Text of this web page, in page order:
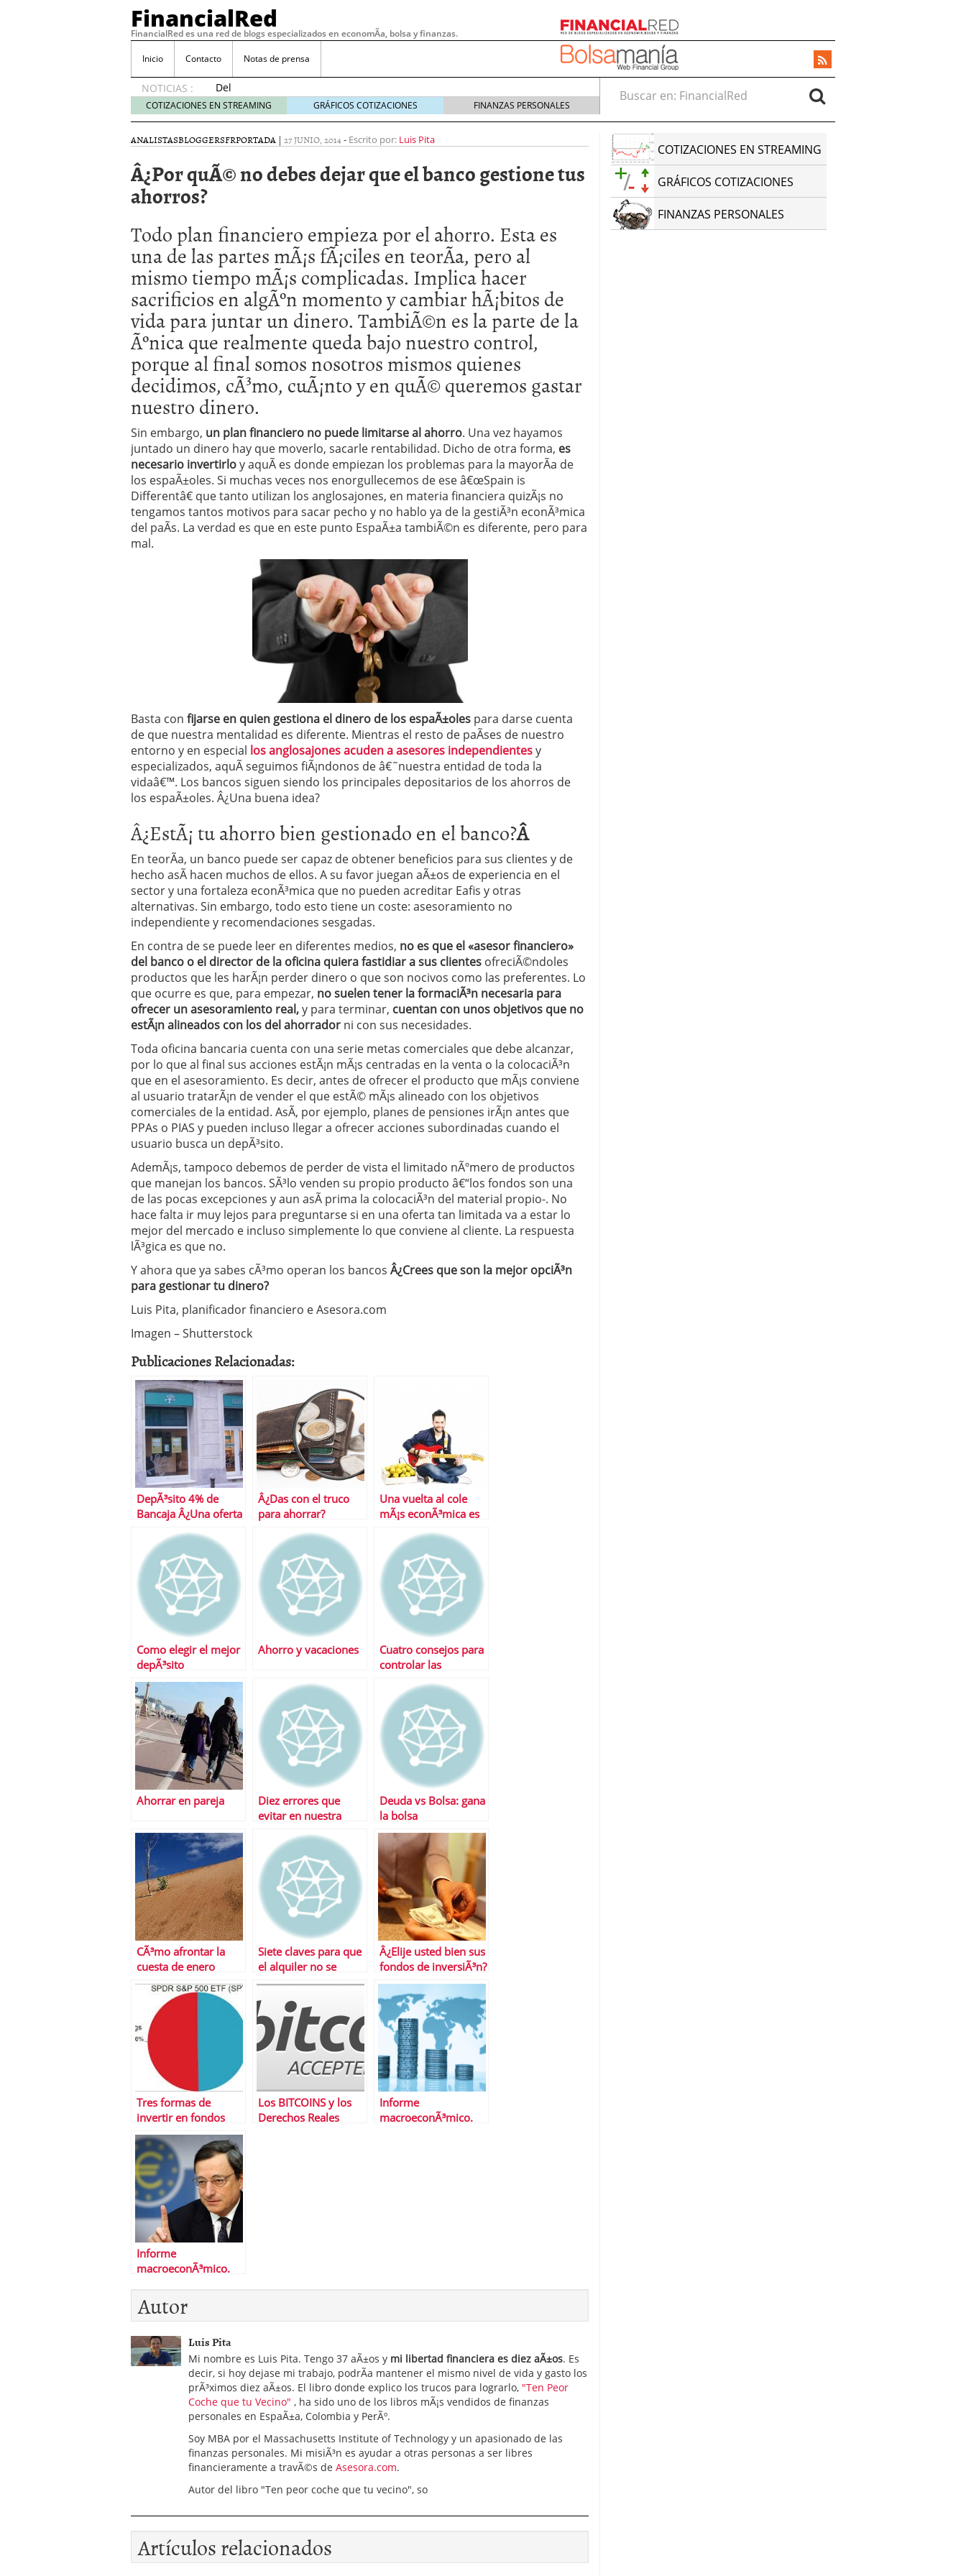
FinancialRed
FinancialRed es una red de blogs especializados en economÃ­a, bolsa y finanzas.
Inicio Contacto Notas de prensa
NOTICIAS :
Del
depósito
a la
cómo
cambiando
ahorro
en
España
05/08/2026
Seguros de convenio en pymes: la obligación que muchas empresas
descubren cuando ya es demasiado tarde 20/07/2026
ReseÃ±a de SIFX: Lo Que Deben Saber los Traders Mexicanos Antes de
Operar 29/06/2026
Crear empresa online vs proceso tradicional: ventajas reales para pymes
29/05/2026
CÃ³mo afrontar una baja mÃ©dica cuando trabajas por cuenta propia
26/05/2026
COTIZACIONES EN STREAMING GRÁFICOS COTIZACIONES FINANZAS PERSONALES
Buscar en:
ANALISTASBLOGGERSFRPORTADA | 27 JUNIO, 2014- Escrito por: Luis Pita
Â¿Por quÃ© no debes dejar que el banco gestione tus
ahorros?
Todo plan financiero empieza por el ahorro. Esta es
una de las partes mÃ¡s fÃ¡ciles en teorÃ­a, pero al
mismo tiempo mÃ¡s complicadas. Implica hacer
sacrificios en algÃºn momento y cambiar hÃ¡bitos de
vida para juntar un dinero. TambiÃ©n es la parte de la
Ãºnica que realmente queda bajo nuestro control,
porque al final somos nosotros mismos quienes
decidimos, cÃ³mo, cuÃ¡nto y en quÃ© queremos gastar
nuestro dinero.
Sin embargo, un plan financiero no puede limitarse al ahorro. Una vez hayamos
juntado un dinero hay que moverlo, sacarle rentabilidad. Dicho de otra forma, es
necesario invertirloy aquÃ­ es donde empiezan los problemas para la mayorÃ­a de
los espaÃ±oles. Si muchas veces nos enorgullecemos de ese â€œSpain is
Differentâ€ que tanto utilizan los anglosajones, en materia financiera quizÃ¡s no
tengamos tantos motivos para sacar pecho y no hablo ya de la gestiÃ³n econÃ³mica
del paÃ­s. La verdad es que en este punto EspaÃ±a tambiÃ©n es diferente, pero para
mal.
Basta con fijarse en quien gestiona el dinero de los espaÃ±oles para darse cuenta
de que nuestra mentalidad es diferente. Mientras el resto de paÃ­ses de nuestro
entorno y en especial los anglosajones acuden a asesores independientesy
especializados, aquÃ­ seguimos fiÃ¡ndonos de â€˜nuestra entidad de toda la
vidaâ€™. Los bancos siguen siendo los principales depositarios de los ahorros de
los espaÃ±oles. Â¿Una buena idea?
Â¿EstÃ¡ tu ahorro bien gestionado en el banco?Â
En teorÃ­a, un banco puede ser capaz de obtener beneficios para sus clientes y de
hecho asÃ­ hacen muchos de ellos. A su favor juegan aÃ±os de experiencia en el
sector y una fortaleza econÃ³mica que no pueden acreditar Eafis y otras
alternativas. Sin embargo, todo esto tiene un coste: asesoramiento no
independiente y recomendaciones sesgadas.
En contra de se puede leer en diferentes medios, no es que el «asesor financiero»
del banco o el director de la oficina quiera fastidiar a sus clientes ofreciÃ©ndoles
productos que les harÃ¡n perder dinero o que son nocivos como las preferentes. Lo
que ocurre es que, para empezar, no suelen tener la formaciÃ³n necesaria para
ofrecer un asesoramiento real,y para terminar, cuentan con unos objetivos que no
estÃ¡n alineados con los del ahorrador ni con sus necesidades.
Toda oficina bancaria cuenta con una serie metas comerciales que debe alcanzar,
por lo que al final sus acciones estÃ¡n mÃ¡s centradas en la venta o la colocaciÃ³n
que en el asesoramiento. Es decir, antes de ofrecer el producto que mÃ¡s conviene
al usuario tratarÃ¡n de vender el que estÃ© mÃ¡s alineado con los objetivos
comerciales de la entidad. AsÃ­, por ejemplo, planes de pensiones irÃ¡n antes que
PPAs o PIAS y pueden incluso llegar a ofrecer acciones subordinadas cuando el
usuario busca un depÃ³sito.
AdemÃ¡s, tampoco debemos de perder de vista el limitado nÃºmero de productos
que manejan los bancos. SÃ³lo venden su propio producto â€“los fondos son una
de las pocas excepciones y aun asÃ­ prima la colocaciÃ³n del material propio-. No
hace falta ir muy lejos para preguntarse si en una oferta tan limitada va a estar lo
mejor del mercado e incluso simplemente lo que conviene al cliente. La respuesta
lÃ³gica es que no.
Y ahora que ya sabes cÃ³mo operan los bancos Â¿Crees que son la mejor opciÃ³n
para gestionar tu dinero?
Luis Pita, planificador financiero e Asesora.com
Imagen – Shutterstock
Publicaciones Relacionadas:
DepÃ³sito 4% de
Bancaja Â¿Una oferta
escapar?
Â¿Das con el truco
para ahorrar?
Una vuelta al cole
mÃ¡s econÃ³mica es
Como elegir el mejor
depÃ³sito
Ahorro y vacaciones
Cuatro consejos para
controlar las
tarjeta de crÃ©dito
Ahorrar en pareja
Diez errores que
evitar en nuestra
Deuda vs Bolsa: gana
la bolsa
CÃ³mo afrontar la
cuesta de enero
Siete claves para que
el alquiler no se
coma nuestros
ingresos
Â¿Elije usted bien sus
fondos de inversiÃ³n?
Tres formas de
invertir en fondos
cotizados con
diferentes resultados
Los BITCOINS y los
Derechos Reales
Informe
macroeconÃ³mico.
Informe
macroeconÃ³mico.
de 2014
Autor
Luis Pita
Mi nombre es Luis Pita. Tengo 37 aÃ±os y mi libertad financiera es diez aÃ±os. Es
decir, si hoy dejase mi trabajo, podrÃ­a mantener el mismo nivel de vida y gasto los
prÃ³ximos diez aÃ±os. El libro donde explico los trucos para lograrlo, "Ten Peor
Coche que tu Vecino" , ha sido uno de los libros mÃ¡s vendidos de finanzas
personales en EspaÃ±a, Colombia y PerÃº.
Soy MBA por el Massachusetts Institute of Technology y un apasionado de las
finanzas personales. Mi misiÃ³n es ayudar a otras personas a ser libres
financieramente a travÃ©s de Asesora.com.
Autor del libro "Ten peor coche que tu vecino", so
Artículos relacionados
COTIZACIONES EN STREAMING
GRÁFICOS COTIZACIONES
FINANZAS PERSONALES